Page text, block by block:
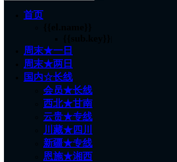
首页
周末★一日
周末★两日
国内☆长线
会员★长线
西北★甘南
云贵★专线
川藏★四川
新疆★专线
恩施★湘西